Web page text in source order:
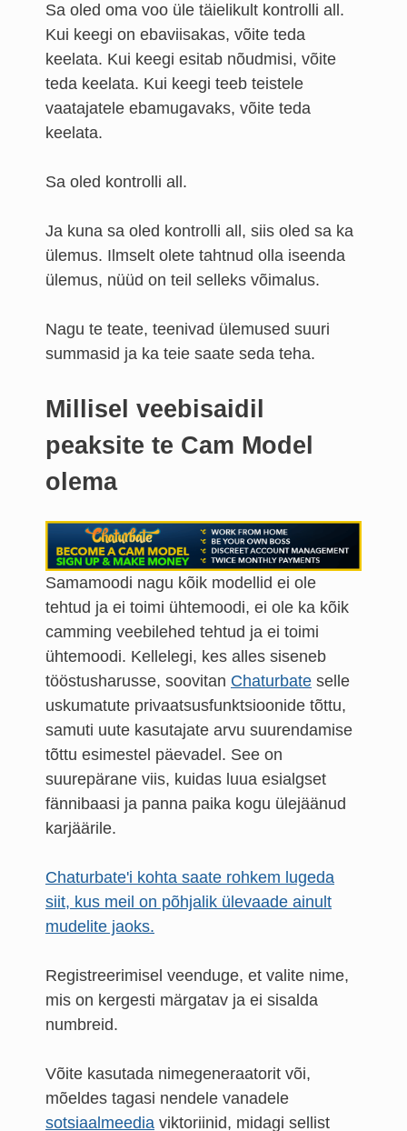
Sa oled oma voo üle täielikult kontrolli all.
Kui keegi on ebaviisakas, võite teda
keelata. Kui keegi esitab nõudmisi, võite
teda keelata. Kui keegi teeb teistele
vaatajatele ebamugavaks, võite teda
keelata.
Sa oled kontrolli all.
Ja kuna sa oled kontrolli all, siis oled sa ka
ülemus. Ilmselt olete tahtnud olla iseenda
ülemus, nüüd on teil selleks võimalus.
Nagu te teate, teenivad ülemused suuri
summasid ja ka teie saate seda teha.
Millisel veebisaidil
peaksite te Cam Model
olema
Samamoodi nagu kõik modellid ei ole
tehtud ja ei toimi ühtemoodi, ei ole ka kõik
camming veebilehed tehtud ja ei toimi
ühtemoodi. Kellelegi, kes alles siseneb
tööstusharusse, soovitan Chaturbate selle
uskumatute privaatsusfunktsioonide tõttu,
samuti uute kasutajate arvu suurendamise
tõttu esimestel päevadel. See on
suurepärane viis, kuidas luua esialgset
fännibaasi ja panna paika kogu ülejäänud
karjäärile.
Chaturbate'i kohta saate rohkem lugeda
siit, kus meil on põhjalik ülevaade ainult
mudelite jaoks.
Registreerimisel veenduge, et valite nime,
mis on kergesti märgatav ja ei sisalda
numbreid.
Võite kasutada nimegeneraatorit või,
mõeldes tagasi nendele vanadele
sotsiaalmeedia viktoriinid, midagi sellist